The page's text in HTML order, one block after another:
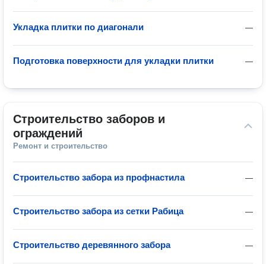
—
Укладка плитки по диагонали
—
Подготовка поверхности для укладки плитки
Строительство заборов и
ограждений
Ремонт и строительство
—
Строительство забора из профнастила
—
Строительство забора из сетки Рабица
—
Строительство деревянного забора